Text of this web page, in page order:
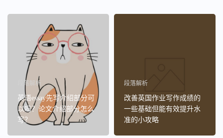
段落解析
英语essay先写介绍部分可
以吗？论文介绍部分怎么
写？
段落解析
改善英国作业写作成绩的
一些基础但能有效提升水
准的小攻略